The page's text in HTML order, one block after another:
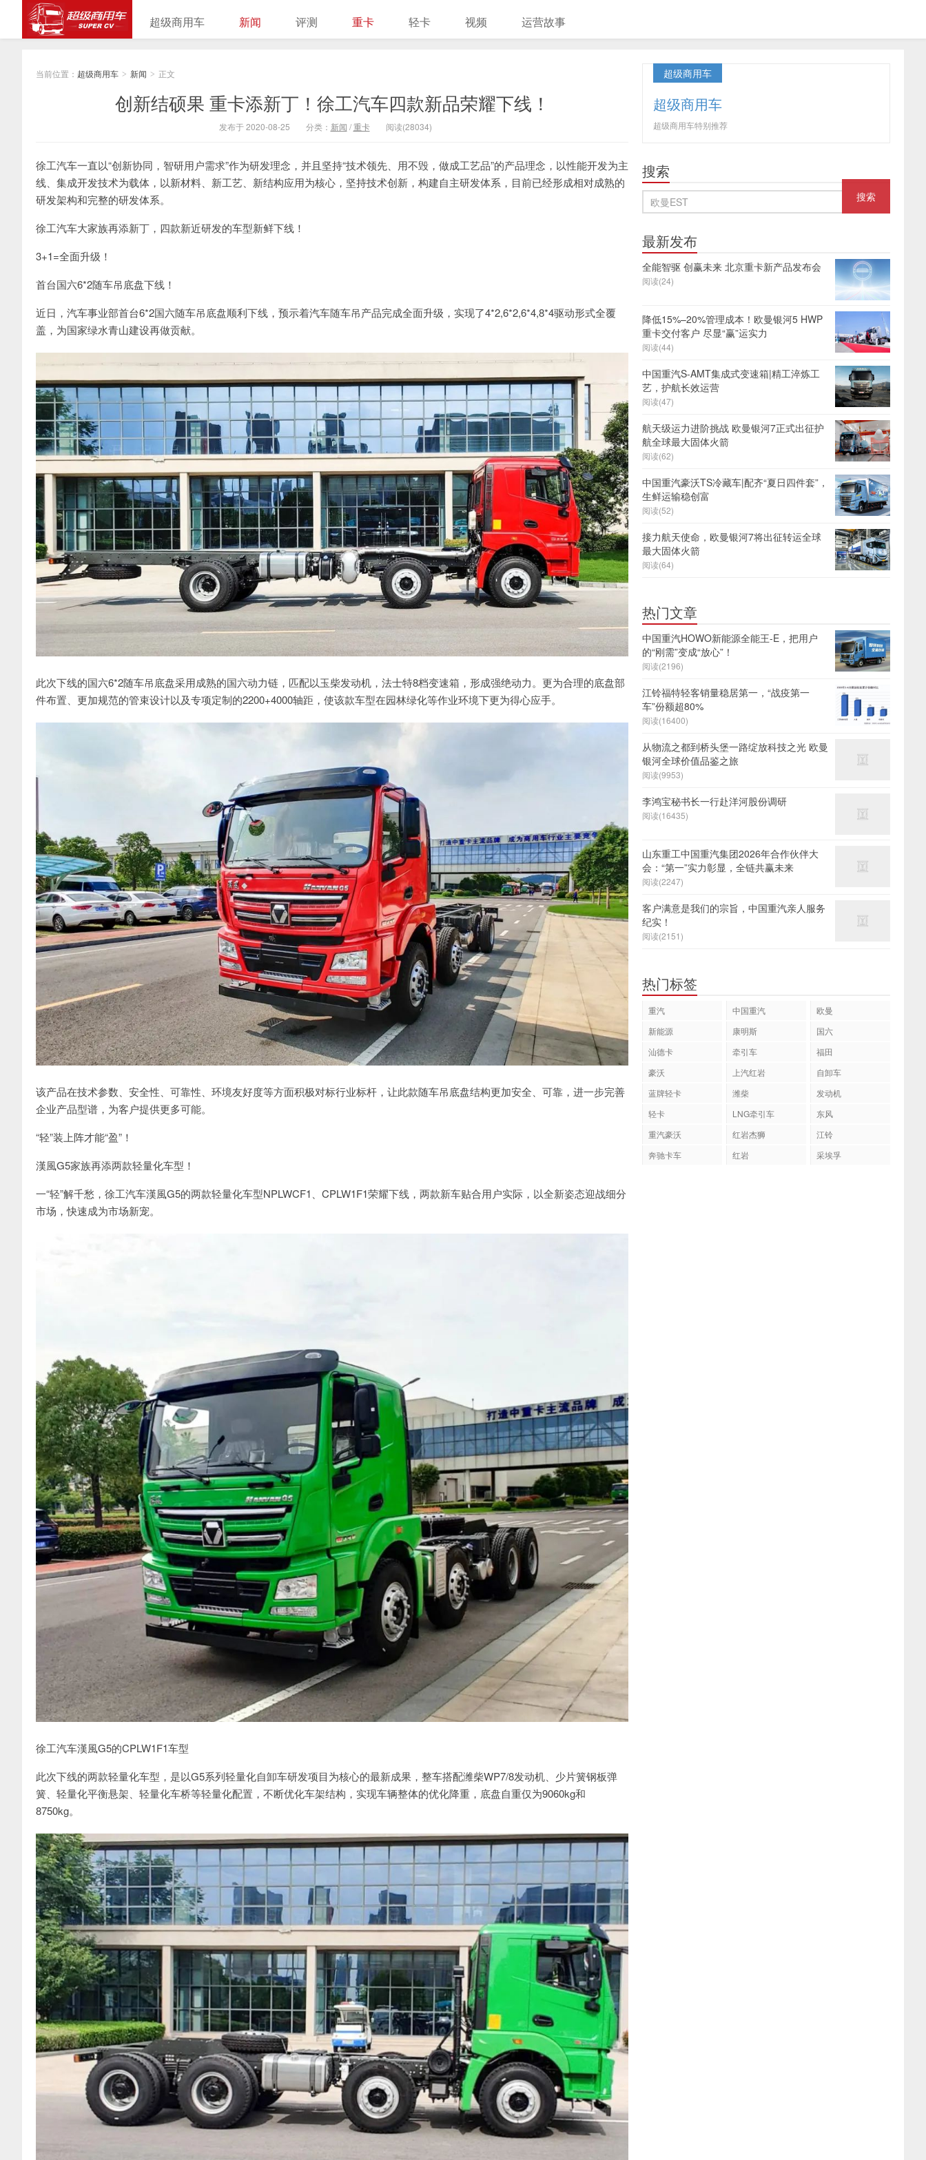
超级商用车 新闻 评测 重卡 轻卡 视频 运营故事
当前位置： 超级商用车 > 新闻 > 正文
创新结硕果 重卡添新丁！徐工汽车四款新品荣耀下线！
发布于 2020-08-25 分类： 新闻 /重卡 阅读(28034)
徐工汽车一直以“创新协同，智研用户需求”作为研发理念，并且坚持“技术领先、用不毁，做成工艺品”的产品理念，以性能开发为主
线、集成开发技术为载体，以新材料、新工艺、新结构应用为核心，坚持技术创新，构建自主研发体系，目前已经形成相对成熟的
研发架构和完整的研发体系。
徐工汽车大家族再添新丁，四款新近研发的车型新鲜下线！
3+1=全面升级！
首台国六6*2随车吊底盘下线！
近日，汽车事业部首台6*2国六随车吊底盘顺利下线，预示着汽车随车吊产品完成全面升级，实现了4*2,6*2,6*4,8*4驱动形式全覆
盖，为国家绿水青山建设再做贡献。
此次下线的国六6*2随车吊底盘采用成熟的国六动力链，匹配以玉柴发动机，法士特8档变速箱，形成强绝动力。更为合理的底盘部
件布置、更加规范的管束设计以及专项定制的2200+4000轴距，使该款车型在园林绿化等作业环境下更为得心应手。
该产品在技术参数、安全性、可靠性、环境友好度等方面积极对标行业标杆，让此款随车吊底盘结构更加安全、可靠，进一步完善
企业产品型谱，为客户提供更多可能。
“轻”装上阵才能“盈”！
漢風G5家族再添两款轻量化车型！
一“轻”解千愁，徐工汽车漢風G5的两款轻量化车型NPLWCF1、CPLW1F1荣耀下线，两款新车贴合用户实际，以全新姿态迎战细分
市场，快速成为市场新宠。
徐工汽车漢風G5的CPLW1F1车型
此次下线的两款轻量化车型，是以G5系列轻量化自卸车研发项目为核心的最新成果，整车搭配潍柴WP7/8发动机、少片簧钢板弹
簧、轻量化平衡悬架、轻量化车桥等轻量化配置，不断优化车架结构，实现车辆整体的优化降重，底盘自重仅为9060kg和
8750kg。
超级商用车
超级商用车
超级商用车特别推荐
搜索
最新发布
全能智驱 创赢未来 北京重卡新产品发布会
阅读(24)
降低15%–20%管理成本！欧曼银河5 HWP
重卡交付客户 尽显“赢”运实力
阅读(44)
中国重汽S-AMT集成式变速箱|精工淬炼工
艺，护航长效运营
阅读(47)
航天级运力进阶挑战 欧曼银河7正式出征护
航全球最大固体火箭
阅读(62)
中国重汽豪沃TS冷藏车|配齐“夏日四件套”，
生鲜运输稳创富
阅读(52)
接力航天使命，欧曼银河7将出征转运全球
最大固体火箭
阅读(64)
热门文章
中国重汽HOWO新能源全能王-E，把用户
的“刚需”变成“放心”！
阅读(2196)
江铃福特轻客销量稳居第一，“战疫第一
车”份额超80%
阅读(16400)
从物流之都到桥头堡一路绽放科技之光 欧曼
银河全球价值品鉴之旅
阅读(9953)
李鸿宝秘书长一行赴洋河股份调研
阅读(16435)
山东重工中国重汽集团2026年合作伙伴大
会：“第一”实力彰显，全链共赢未来
阅读(2247)
客户满意是我们的宗旨，中国重汽亲人服务
纪实！
阅读(2151)
热门标签
重汽 中国重汽
欧曼
新能源
康明斯
国六
汕德卡
牵引车
福田
豪沃
上汽红岩
自卸车
蓝牌轻卡
潍柴
发动机
轻卡
LNG牵引车
东风
重汽豪沃
红岩杰狮
江铃
奔驰卡车
红岩 采埃孚